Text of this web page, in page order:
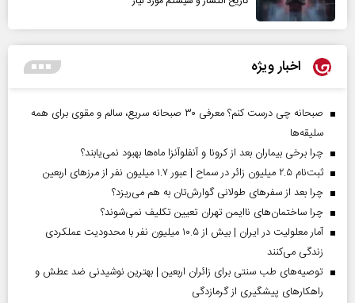
اخبار ویژه
صبحانه چی درست کنم؟ معرفی ۳۰ صبحانه سریع، سالم و مقوی برای همه
سلیقه‌ها
چرا برخی بیماران بعد از کرونا و آنفلوآنزا ماه‌ها بهبود نمی‌یابند؟
ثبت‌نام ۲.۵ میلیون زائر در سماح | عبور ۱.۷ میلیون نفر از مرز‌های اربعین
چرا بعد از سفرهای طولانی گوارش‌تان به هم می‌ریزد؟
چرا ساختمان‌های ناایمن تهران تعیین تکلیف نمی‌شوند؟
آمار معلولیت در ایران | بیش از ۱۰.۵ میلیون نفر با محدودیت عملکردی
زندگی می‌کنند
توصیه‌های طب سنتی برای زائران اربعین | بهترین نوشیدنی ضد عطش و
راهکارهای پیشگیری از گرمازدگی